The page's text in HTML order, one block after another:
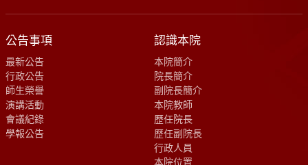
公告事項
最新公告
行政公告
師生榮譽
演講活動
會議紀錄
學報公告
認識本院
本院簡介
院長簡介
副院長簡介
本院教師
歷任院長
歷任副院長
行政人員
本院位置